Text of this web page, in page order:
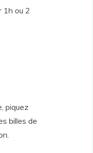
1h ou 2
piquez
billes de